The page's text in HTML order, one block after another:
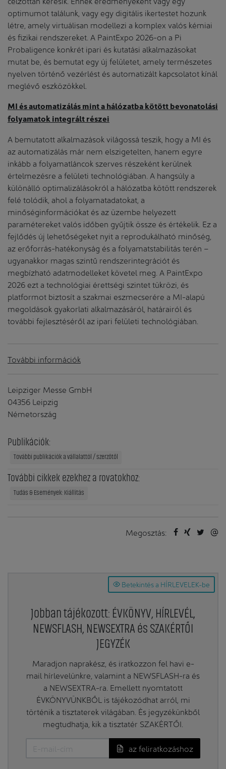
optimumot találunk, vagy egy digitális ikertestet hozunk
létre, amely virtuálisan modellezi a komplex valós kémiai
és fizikai rendszereket. A PaintExpo 2026-on a Pi
Probaligence konkrét ipari és kutatási alkalmazásokat
mutat be, és bemutat egy új felületet, amely természetes
nyelven történő vezérlést és automatizált kapcsolatot kínál
meglévő eszközökkel.
MI és automatizálás mint a hálózatba kötött bevonatolási
folyamatok integrált részei
A bemutatott alkalmazások világossá teszik, hogy a MI és
az automatizálás már nem elszigetelten, hanem egyre
inkább a folyamatláncok szerves részeként kerülnek
értelmezésre a felületi technológiában. A hangsúly a
különálló optimalizálásokról a hálózatba kötött rendszerek
felé tolódik, ahol a folyamatadatokat, a
minőséginformációkat és az üzembe helyezett
paramétereket valós időben gyűjtik össze és értékelik. Ez a
fejlődés új lehetőségeket nyit a reprodukálható minőség,
az erőforrás-hatékonyság és a folyamatstabilitás terén –
ugyanakkor magas szintű rendszerintegrációt és
megbízható adatmodelleket követel meg. A PaintExpo
2026 ezt a technológiai érettségi szintet tükrözi, és
platformot biztosít a szakmai eszmecserére a MI-alapú
megoldások gyakorlati alkalmazásáról, határairól és
további fejlesztéséről az ipari felületi technológiában.
További információk
Leipziger Messe GmbH
04356 Leipzig
Németország
Publikációk:
További publikációk a vállalattól / szerzőtől
További cikkek ezekhez a rovatokhoz:
Tudás & Események: Kiállítás
Megosztás:
Betekintés a HÍRLEVELEK-be
Jobban tájékozott: ÉVKÖNYV, HÍRLEVÉL,
NEWSFLASH, NEWSEXTRA és SZAKÉRTŐI
JEGYZÉK
Maradjon naprakész, és iratkozzon fel havi e-
mail hírlevelünkre, valamint a NEWSFLASH-ra és
a NEWSEXTRA-ra. Emellett nyomtatott
ÉVKÖNYVÜNKBŐL is tájékozódhat arról, mi
történik a tisztaterek világában. És jegyzékünkből
megtudhatja, kik a tisztatér SZAKÉRTŐI.
az feliratkozáshoz